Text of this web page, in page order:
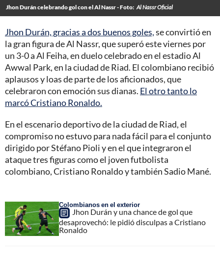
Jhon Durán celebrando gol con el Al Nassr - Foto: Al Nassr Oficial
Jhon Durán, gracias a dos buenos goles,se convirtió en
la gran figura de Al Nassr, que superó este viernes por
un 3-0 a Al Feiha, en duelo celebrado en el estadio Al
Awwal Park, en la ciudad de Riad. El colombiano recibió
aplausos y loas de parte de los aficionados, que
celebraron con emoción sus dianas. El otro tanto lo
marcó Cristiano Ronaldo.
En el escenario deportivo de la ciudad de Riad, el
compromiso no estuvo para nada fácil para el conjunto
dirigido por Stéfano Pioli y en el que integraron el
ataque tres figuras como el joven futbolista
colombiano, Cristiano Ronaldo y también Sadio Mané.
Colombianos en el exterior
Jhon Durán y una chance de gol que
desaprovechó: le pidió disculpas a Cristiano
Ronaldo